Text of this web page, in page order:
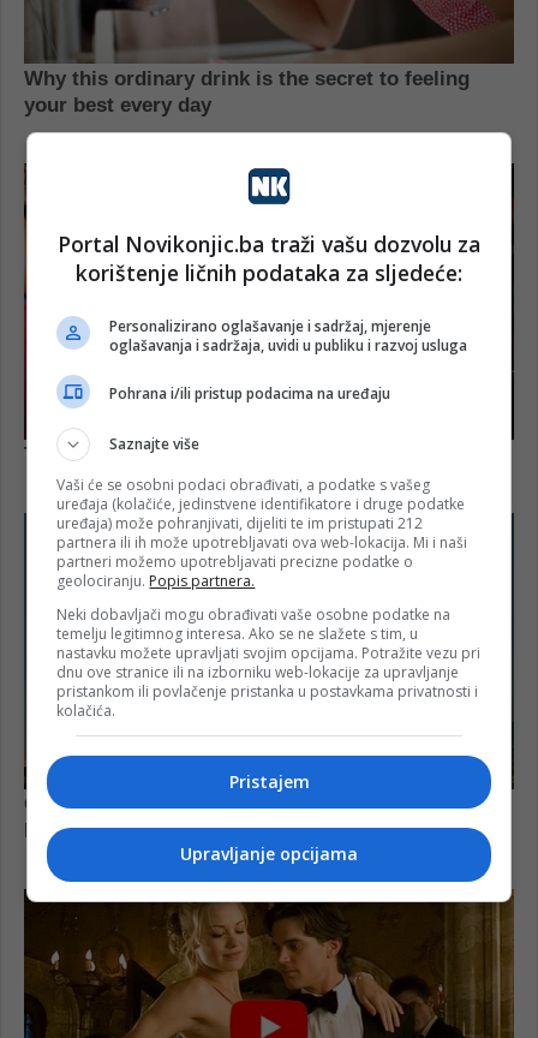
Portal Novikonjic.ba traži vašu dozvolu za
korištenje ličnih podataka za sljedeće:
Personalizirano oglašavanje i sadržaj, mjerenje
oglašavanja i sadržaja, uvidi u publiku i razvoj usluga
Pohrana i/ili pristup podacima na uređaju
Saznajte više
Vaši će se osobni podaci obrađivati, a podatke s vašeg
uređaja (kolačiće, jedinstvene identifikatore i druge podatke
uređaja) može pohranjivati, dijeliti te im pristupati 212
partnera ili ih može upotrebljavati ova web-lokacija. Mi i naši
partneri možemo upotrebljavati precizne podatke o
geolociranju. Popis partnera.
Neki dobavljači mogu obrađivati vaše osobne podatke na
temelju legitimnog interesa. Ako se ne slažete s tim, u
nastavku možete upravljati svojim opcijama. Potražite vezu pri
dnu ove stranice ili na izborniku web-lokacije za upravljanje
pristankom ili povlačenje pristanka u postavkama privatnosti i
kolačića.
Pristajem
Upravljanje opcijama